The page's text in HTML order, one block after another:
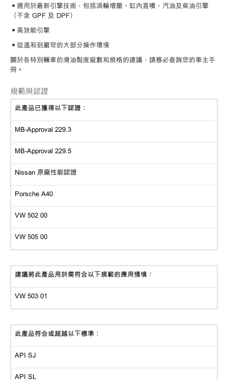
•適用於最新引擎技術，包括渦輪增壓、缸內直噴、汽油及柴油引擎
（不含 GPF 及 DPF）
•高效能引擎
•從溫和到嚴苛的大部分操作環境
關於各特別輛車的滑油黏度級數和規格的建議，請務必查詢您的車主手
冊。
規範與認證
此產品已獲得以下認證：
MB-Approval 229.3
MB-Approval 229.5
Nissan 原廠性能認證
Porsche A40
VW 502 00
VW 505 00
建議將此產品用於需符合以下規範的應用情境：
VW 503 01
此產品符合或超越以下標準：
API SJ
API SL